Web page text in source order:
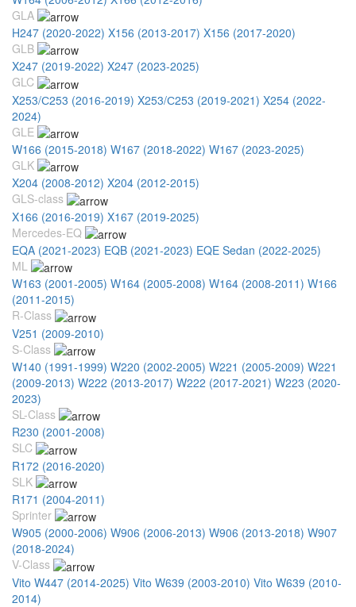
GLA
H247 (2020-2022) X156 (2013-2017) X156 (2017-2020)
GLB
X247 (2019-2022) X247 (2023-2025)
GLC
X253/С253 (2016-2019) X253/С253 (2019-2021) X254 (2022-
2024)
GLE
W166 (2015-2018) W167 (2018-2022) W167 (2023-2025)
GLK
X204 (2008-2012) X204 (2012-2015)
GLS-class
X166 (2016-2019) X167 (2019-2025)
Mercedes-EQ
EQA (2021-2023) EQB (2021-2023) EQE Sedan (2022-2025)
ML
W163 (2001-2005) W164 (2005-2008) W164 (2008-2011) W166
(2011-2015)
R-Class
V251 (2009-2010)
S-Class
W140 (1991-1999) W220 (2002-2005) W221 (2005-2009) W221
(2009-2013) W222 (2013-2017) W222 (2017-2021) W223 (2020-
2023)
SL-Class
R230 (2001-2008)
SLC
R172 (2016-2020)
SLK
R171 (2004-2011)
Sprinter
W905 (2000-2006) W906 (2006-2013) W906 (2013-2018) W907
(2018-2024)
V-Class
Vito W447 (2014-2025) Vito W639 (2003-2010) Vito W639 (2010-
2014)